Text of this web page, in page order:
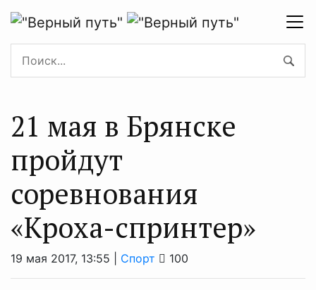
21 мая в Брянске
пройдут
соревнования
«Кроха-спринтер»
19 мая 2017, 13:55 | Спорт 100